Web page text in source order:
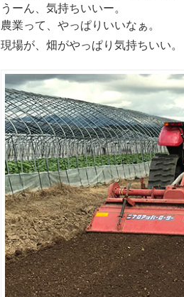
うーん、気持ちいいー。
農業って、やっぱりいいなぁ。
現場が、畑がやっぱり気持ちいい。